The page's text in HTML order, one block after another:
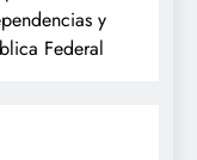
y
Federal